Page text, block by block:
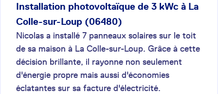
Installation photovoltaïque de 3 kWc à La
Colle-sur-Loup (06480)
Nicolas a installé 7 panneaux solaires sur le toit
de sa maison à La Colle-sur-Loup. Grâce à cette
décision brillante, il rayonne non seulement
d'énergie propre mais aussi d'économies
éclatantes sur sa facture d'électricité.